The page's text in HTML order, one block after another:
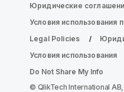
Юридические
Условия использования
Legal Policies
Условия использования
Do Not Share My Info
© QlikTech International